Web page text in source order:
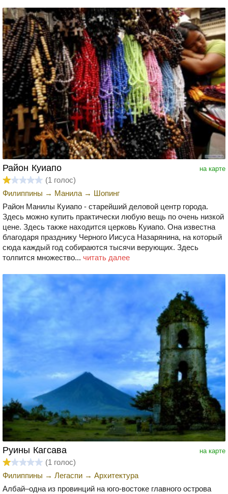
на карте
Район Куиапо
(1 голос)
Филиппины → Манила → Шопинг
Район Манилы Куиапо - старейший деловой центр города.
Здесь можно купить практически любую вещь по очень низкой
цене. Здесь также находится церковь Куиапо. Она известна
благодаря празднику Черного Иисуса Назарянина, на который
сюда каждый год собираются тысячи верующих. Здесь
толпится множество... читать далее
на карте
Руины Кагсава
(1 голос)
Филиппины → Легаспи → Архитектура
Албай–одна из провинций на юго-востоке главного острова